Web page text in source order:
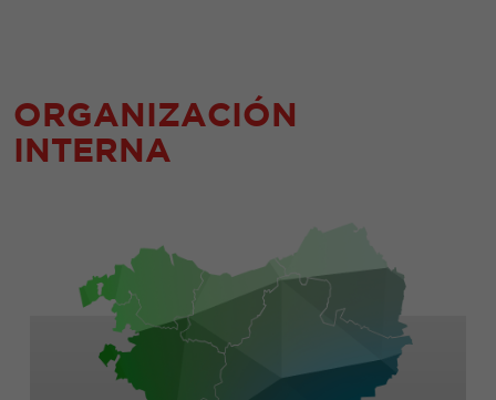
ORGANIZACIÓN
INTERNA